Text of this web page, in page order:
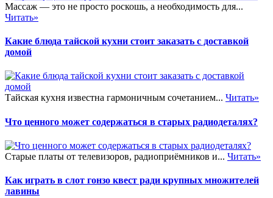
Массаж — это не просто роскошь, а необходимость для...
Читать»
Какие блюда тайской кухни стоит заказать с доставкой
домой
Тайская кухня известна гармоничным сочетанием... Читать»
Что ценного может содержаться в старых радиодеталях?
Старые платы от телевизоров, радиоприёмников и... Читать»
Как играть в слот гонзо квест ради крупных множителей
лавины